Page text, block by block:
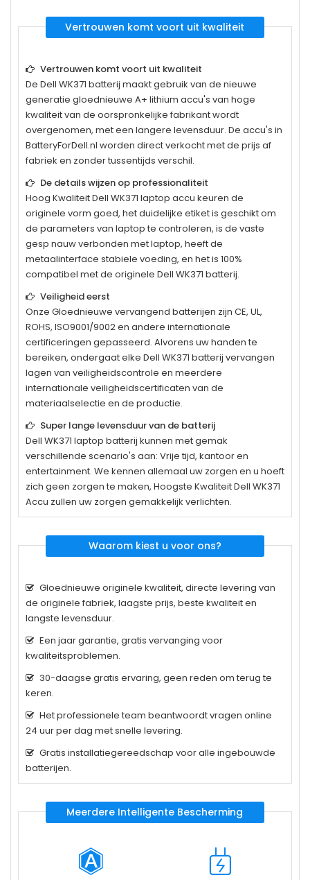
Vertrouwen komt voort uit kwaliteit
Vertrouwen komt voort uit kwaliteit
De Dell WK371 batterij maakt gebruik van de nieuwe
generatie gloednieuwe A+ lithium accu's van hoge
kwaliteit van de oorspronkelijke fabrikant wordt
overgenomen, met een langere levensduur. De accu's in
BatteryForDell.nl worden direct verkocht met de prijs af
fabriek en zonder tussentijds verschil.
De details wijzen op professionaliteit
Hoog KwaliteitDell WK371 laptop accu keuren de
originele vorm goed, het duidelijke etiket is geschikt om
de parameters van laptop te controleren, is de vaste
gesp nauw verbonden met laptop, heeft de
metaalinterface stabiele voeding, en het is 100%
compatibel met de originele Dell WK371 batterij.
Veiligheid eerst
Onze Gloednieuwe vervangend batterijen zijn CE, UL,
ROHS, ISO9001/9002 en andere internationale
certificeringen gepasseerd. Alvorens uw handen te
bereiken, ondergaat elke Dell WK371 batterij vervangen
lagen van veiligheidscontrole en meerdere
internationale veiligheidscertificaten van de
materiaalselectie en de productie.
Super lange levensduur van de batterij
Dell WK371 laptop batterij kunnen met gemak
verschillende scenario's aan: Vrije tijd, kantoor en
entertainment. We kennen allemaal uw zorgen en u hoeft
zich geen zorgen te maken, Hoogste Kwaliteit Dell WK371
Accu zullen uw zorgen gemakkelijk verlichten.
Waarom kiest u voor ons?
Gloednieuwe originele kwaliteit, directe levering van
de originele fabriek, laagste prijs, beste kwaliteit en
langste levensduur.
Een jaar garantie, gratis vervanging voor
kwaliteitsproblemen.
30-daagse gratis ervaring, geen reden om terug te
keren.
Het professionele team beantwoordt vragen online
24 uur per dag met snelle levering.
Gratis installatiegereedschap voor alle ingebouwde
batterijen.
Meerdere Intelligente Bescherming